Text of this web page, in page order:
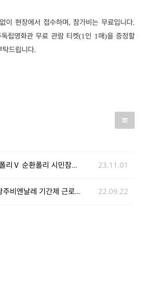
이 현장에서 접수하며, 참가비는 무료입니다.
립영화관 무료 관람 티켓(1 인 1 매)을 증정할
탁드립니다.
광주폴리Ⅴ 순환폴리 시민참여 프로그램 23.11.01
(재)광주비엔날레 기간제 근로자 채용 공고 22.09.22